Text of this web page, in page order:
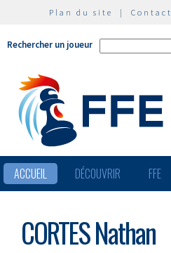
Plan du site | Contact
Rechercher un joueur
ACCUEIL DÉCOUVRIR FFE
CORTES Nathan